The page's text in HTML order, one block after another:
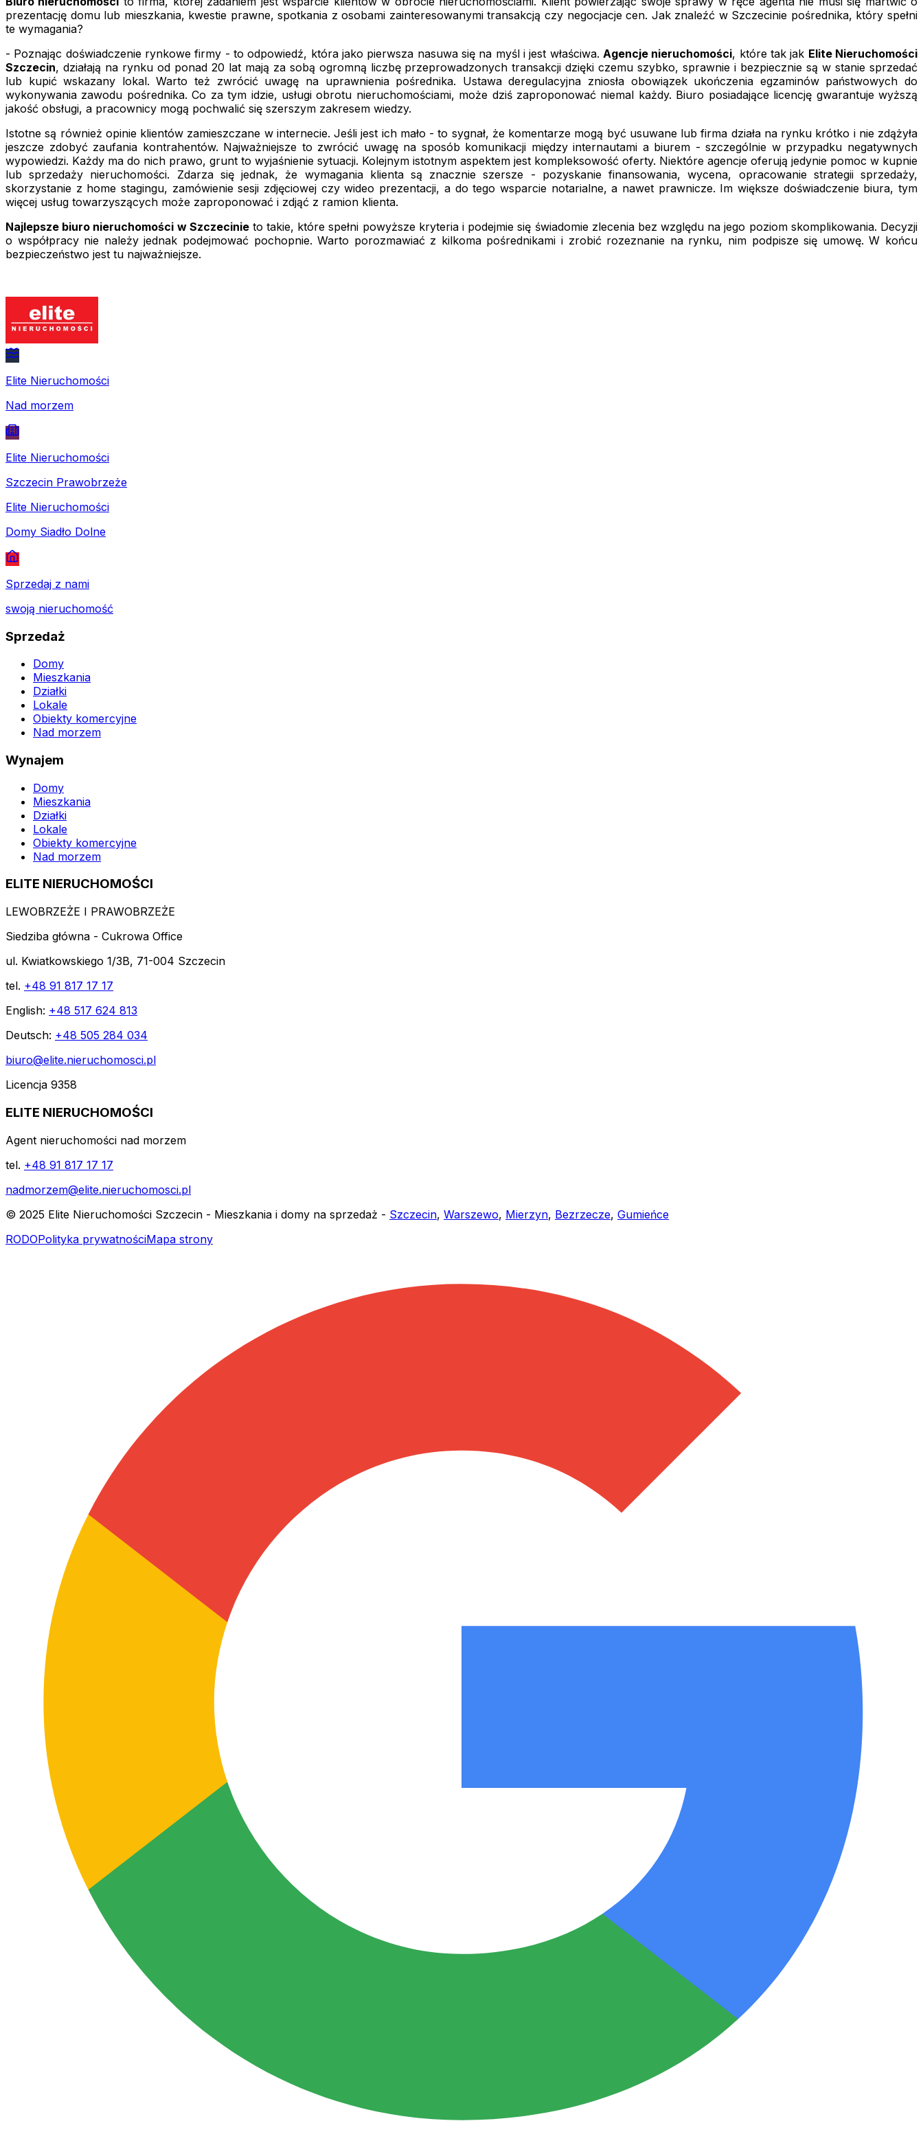
prezentację domu lub mieszkania, kwestie prawne, spotkania z osobami zainteresowanymi transakcją czy negocjacje cen. Jak znaleźć w Szczecinie pośrednika, który spełni
te wymagania?
- Poznając doświadczenie rynkowe firmy - to odpowiedź, która jako pierwsza nasuwa się na myśl i jest właściwa. Agencje nieruchomości, które tak jak Elite Nieruchomości
Szczecin, działają na rynku od ponad 20 lat mają za sobą ogromną liczbę przeprowadzonych transakcji dzięki czemu szybko, sprawnie i bezpiecznie są w stanie sprzedać
lub kupić wskazany lokal. Warto też zwrócić uwagę na uprawnienia pośrednika. Ustawa deregulacyjna zniosła obowiązek ukończenia egzaminów państwowych do
wykonywania zawodu pośrednika. Co za tym idzie, usługi obrotu nieruchomościami, może dziś zaproponować niemal każdy. Biuro posiadające licencję gwarantuje wyższą
jakość obsługi, a pracownicy mogą pochwalić się szerszym zakresem wiedzy.
Istotne są również opinie klientów zamieszczane w internecie. Jeśli jest ich mało - to sygnał, że komentarze mogą być usuwane lub firma działa na rynku krótko i nie zdążyła
jeszcze zdobyć zaufania kontrahentów. Najważniejsze to zwrócić uwagę na sposób komunikacji między internautami a biurem - szczególnie w przypadku negatywnych
wypowiedzi. Każdy ma do nich prawo, grunt to wyjaśnienie sytuacji. Kolejnym istotnym aspektem jest kompleksowość oferty. Niektóre agencje oferują jedynie pomoc w kupnie
lub sprzedaży nieruchomości. Zdarza się jednak, że wymagania klienta są znacznie szersze - pozyskanie finansowania, wycena, opracowanie strategii sprzedaży,
skorzystanie z home stagingu, zamówienie sesji zdjęciowej czy wideo prezentacji, a do tego wsparcie notarialne, a nawet prawnicze. Im większe doświadczenie biura, tym
więcej usług towarzyszących może zaproponować i zdjąć z ramion klienta.
Najlepsze biuro nieruchomości w Szczecinieto takie, które spełni powyższe kryteria i podejmie się świadomie zlecenia bez względu na jego poziom skomplikowania. Decyzji
o współpracy nie należy jednak podejmować pochopnie. Warto porozmawiać z kilkoma pośrednikami i zrobić rozeznanie na rynku, nim podpisze się umowę. W końcu
bezpieczeństwo jest tu najważniejsze.
Elite Nieruchomości
Nad morzem
Elite Nieruchomości
Szczecin Prawobrzeże
Elite Nieruchomości
Domy Siadło Dolne
Sprzedaj z nami
swoją nieruchomość
Sprzedaż
Domy
Mieszkania
Działki
Lokale
Obiekty komercyjne
Nad morzem
Wynajem
Domy
Mieszkania
Działki
Lokale
Obiekty komercyjne
Nad morzem
ELITE NIERUCHOMOŚCI
LEWOBRZEŻE I PRAWOBRZEŻE
Siedziba główna - Cukrowa Office
ul. Kwiatkowskiego 1/3B, 71-004 Szczecin
tel. +48 91 817 17 17
English: +48 517 624 813
Deutsch: +48 505 284 034
biuro@elite.nieruchomosci.pl
Licencja 9358
ELITE NIERUCHOMOŚCI
Agent nieruchomości nad morzem
tel. +48 91 817 17 17
nadmorzem@elite.nieruchomosci.pl
© 2025 Elite Nieruchomości Szczecin - Mieszkania i domy na sprzedaż - Szczecin, Warszewo, Mierzyn, Bezrzecze, Gumieńce
RODOPolityka prywatnościMapa strony